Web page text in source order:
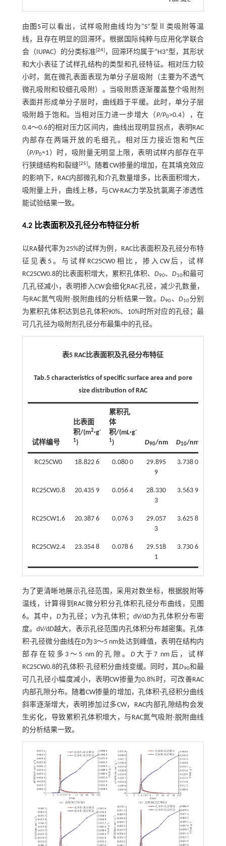
由 图5 可以看出，试样吸附曲线均为“S”型Ⅱ类吸附等温
线，且存在明显的回滞环。根据国际纯粹与应用化学联合
会（IUPAC）的分类标准[24]，回滞环均属于“H3”型，其形状
和大小表征了试样孔结构的类型和孔径特征。相对压力较
小时，氮在微孔表面表现为单分子层吸附（主要为不透气
微孔吸附和较细孔吸附）。当吸附质逐渐覆盖整个吸附剂
表面并形成单分子层时，曲线趋于平缓。此时，单分子层
吸附趋于饱和。当相对压力进一步增大（ P/P0>0.4），在
0.4～0.6的相对压力区间内，曲线出现明显拐点，表明RAC
内部存在两端开放的毛细孔。相对压力接近饱和气压
（P/P0≈1）时，吸附量无明显上限，表明试样内部存在平
行狭缝结构和裂缝[25]。随着CW掺量的增加，在其填充效应
的影响下，RAC内部微孔和介孔数量增多，比表面积增大，
吸附量上升，曲线上移，与CW-RAC力学及抗氯离子渗透性
能试验结果一致。
4.2 比表面积及孔径分布特征分析
以RA替代率为25%的试样为例，RAC比表面积及孔径分布特
征见 表5。与试样RC25CW0相比，掺入CW后，试样
RC25CW0.8的比表面积增大，累积孔体积、D90、D10和最可
几孔径减小，表明掺入CW会细化RAC孔径，减少孔数量，
与RAC氮气吸附-脱附曲线的分析结果一致。D90、D10分别
为累积孔体积达到总孔体积90%、10%时所对应的孔径；最
可几孔径为吸附剂孔径分布最集中的孔径。
表5 RAC比表面积及孔径分布特征
Tab.5 characteristics of specific surface area and pore
size distribution of RAC
试样编号
比表面
积/(m2·g-
1)
累积孔
体
积/(mL·g-
1) D90/nm D10/nm
RC25CW0 18.822 6 0.080 0
29.895
9
3.738 0
RC25CW0.8 20.435 9 0.056 4
28.330
3
3.563 9
RC25CW1.6 20.387 6 0.076 3
29.057
3
3.625 8
RC25CW2.4 23.354 8 0.078 6
29.518
1
3.730 6
为了更清晰地展示孔径范围，采用对数坐标，根据脱附等
温线，计算得到RAC微分积分孔体积孔径分布曲线，见图
6。其中， D为孔径； V为孔体积；dV/dD为孔体积分布密
度。dV/dD越大，表示孔径范围内孔体积分布越密集。孔体
积-孔径微分曲线在D为3～5 nm处达到峰值，表明在结构内
部存在较多3～5 nm的孔隙。 D大于7 nm后，试样
RC25CW0.8的孔体积-孔径积分曲线变缓。同时，其D90和最
可几孔径小幅度减小，表明CW掺量为0.8%时，可改善RAC
内部孔隙分布。随着CW掺量的增加，孔体积-孔径积分曲线
斜率逐渐增大，表明掺加过多CW，RAC内部孔隙结构会发
生劣化，导致累积孔体积增大，与RAC氮气吸附-脱附曲线
的分析结果一致。